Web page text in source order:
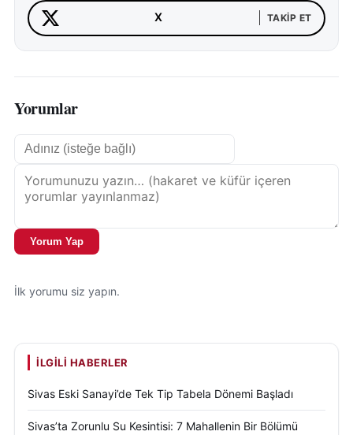
X TAKIP ET
Yorumlar
Yorum Yap
İlk yorumu siz yapın.
İLGILI HABERLER
Sivas Eski Sanayi’de Tek Tip Tabela Dönemi Başladı
Sivas’ta Zorunlu Su Kesintisi: 7 Mahallenin Bir Bölümü